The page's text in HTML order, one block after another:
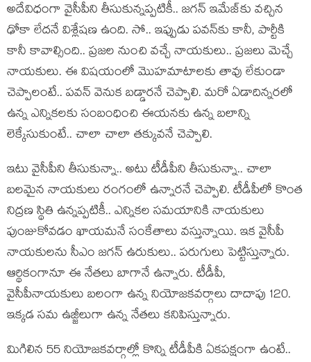
అదేవిధంగా వైసీపీని తీసుకున్నప్ప‌టికీ.. జ‌గ‌న్ ఇమేజ్‌కు వ‌చ్చిన
ఢోకా లేదనే విశ్లేష‌ణ ఉంది. సో.. ఇప్పుడు ప‌వ‌న్‌కు కానీ, పార్టీకి
కానీ కావాల్సింది.. ప్ర‌జ‌ల నుంచి వ‌చ్చే నాయ‌కులు.. ప్ర‌జ‌లు మెచ్చే
నాయ‌కులు. ఈ విష‌యంలో మొహ‌మాటాల‌కు తావు లేకుండా
చెప్పాలంటే.. ప‌వ‌న్ వెనుక బ‌డ్డార‌నే చెప్పాలి. మ‌రో ఏడాదిన్న‌ర‌లో
ఉన్న ఎన్నిక‌ల‌కు సంబంధించి ఈయ‌న‌కు ఉన్న బ‌లాన్ని
లెక్కేసుకుంటే.. చాలా చాలా త‌క్కువ‌నే చెప్పాలి.
ఇటు వైసీపీని తీసుకున్నా.. అటు టీడీపీని తీసుకున్నా.. చాలా
బ‌ల‌మైన నాయ‌కులు రంగంలో ఉన్నార‌నే చెప్పాలి. టీడీపీలో కొంత
నిద్ర‌ణ స్థితి ఉన్న‌ప్ప‌టికీ.. ఎన్నికల స‌మ‌యానికి నాయ‌కులు
పుంజుకోవ‌డం ఖాయ‌మ‌నే సంకేతాలు వ‌స్తున్నాయి. ఇక వైసీపీ
నాయ‌కుల‌ను సీఎం జ‌గ‌న్ ఉరుకులు.. ప‌రుగులు పెట్టిస్తున్నారు.
ఆర్థికంగానూ ఈ నేత‌లు బాగానే ఉన్నారు. టీడీపీ,
వైసీపీనాయ‌కులు బ‌లంగా ఉన్న నియోజ‌క‌వ‌ర్గాలు దాదాపు 120.
ఇక్క‌డ స‌మ ఉజ్జీలుగా ఉన్న నేత‌లు క‌నిపిస్తున్నారు.
మిగిలిన 55 నియోజ‌క‌వ‌ర్గాల్లో కొన్ని టీడీపీకి ఏక‌పక్షంగా ఉంటే..